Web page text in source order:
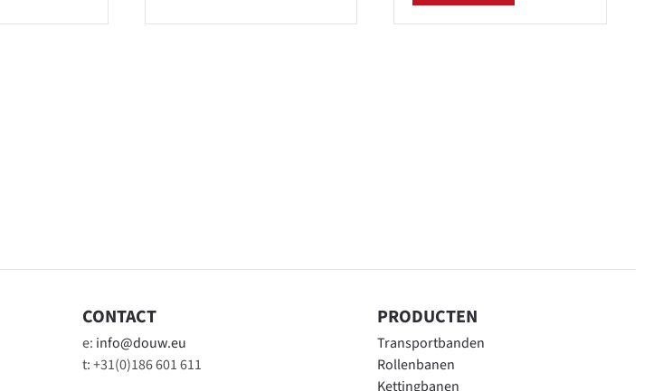
CONTACT
e: info@douw.eu
t: +31(0)186 601 611
PRODUCTEN
Transportbanden
Rollenbanen
Kettingbanen